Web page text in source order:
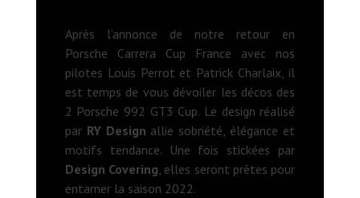
Après l’annonce de notre retour en
Porsche Carrera Cup France avec nos
pilotes Louis Perrot et Patrick Charlaix, il
est temps de vous dévoiler les décos des
2 Porsche 992 GT3 Cup. Le design réalisé
par RY Design allie sobriété, élégance et
motifs tendance. Une fois stickées par
Design Covering, elles seront prêtes pour
entamer la saison 2022.